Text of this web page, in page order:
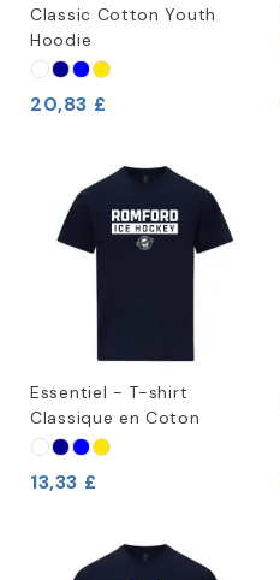
Classic Cotton Youth
Hoodie
20,83 £
Essentiel - T-shirt
Classique en Coton
13,33 £